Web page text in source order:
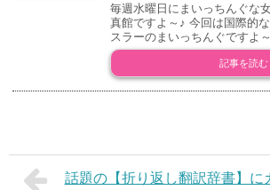
毎週水曜日にまいっちんぐな
真館ですよ～♪ 今回は国際的
スラーのまいっちんぐですよ～
記事を読む
話題の【折り返し翻訳辞書】に